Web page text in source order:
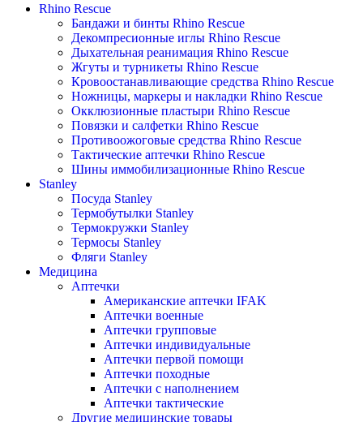
Rhino Rescue
Бандажи и бинты Rhino Rescue
Декомпресионные иглы Rhino Rescue
Дыхательная реанимация Rhino Rescue
Жгуты и турникеты Rhino Rescue
Кровоостанавливающие средства Rhino Rescue
Ножницы, маркеры и накладки Rhino Rescue
Окклюзионные пластыри Rhino Rescue
Повязки и салфетки Rhino Rescue
Противоожоговые средства Rhino Rescue
Тактические аптечки Rhino Rescue
Шины иммобилизационные Rhino Rescue
Stanley
Посуда Stanley
Термобутылки Stanley
Термокружки Stanley
Термосы Stanley
Фляги Stanley
Медицина
Аптечки
Американские аптечки IFAK
Аптечки военные
Аптечки групповые
Аптечки индивидуальные
Аптечки первой помощи
Аптечки походные
Аптечки с наполнением
Аптечки тактические
Другие медицинские товары